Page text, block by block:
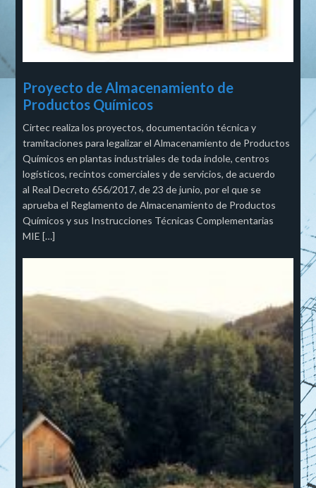
Proyecto de Almacenamiento de
Productos Químicos
Cirtec realiza los proyectos, documentación técnica y
tramitaciones para legalizar el Almacenamiento de Productos
Químicos en plantas industriales de toda índole, centros
logísticos, recintos comerciales y de servicios, de acuerdo
al Real Decreto 656/2017, de 23 de junio, por el que se
aprueba el Reglamento de Almacenamiento de Productos
Químicos y sus Instrucciones Técnicas Complementarias
MIE […]